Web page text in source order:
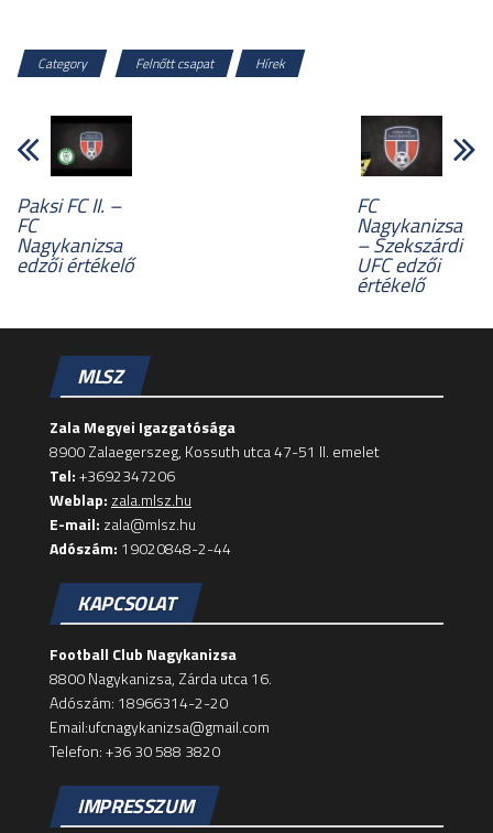
Category Felnőtt csapat Hírek
Paksi FC II. –
FC
Nagykanizsa
edzői értékelő
FC
Nagykanizsa
– Szekszárdi
UFC edzői
értékelő
MLSZ
Zala Megyei Igazgatósága
8900 Zalaegerszeg, Kossuth utca 47-51 II. emelet
Tel:+3692347206
Weblap: zala.mlsz.hu
E-mail: zala@mlsz.hu
Adószám: 19020848-2-44
KAPCSOLAT
Football Club Nagykanizsa
8800 Nagykanizsa, Zárda utca 16.
Adószám: 18966314-2-20
Email:ufcnagykanizsa@gmail.com
Telefon: +36 30 588 3820
IMPRESSZUM